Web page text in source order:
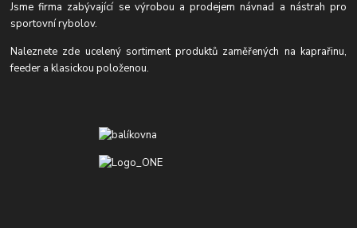
Jsme firma zabývající se výrobou a prodejem návnad a nástrah pro
sportovní rybolov.
Naleznete zde ucelený sortiment produktů zaměřených na kaprařinu,
feeder a klasickou položenou.